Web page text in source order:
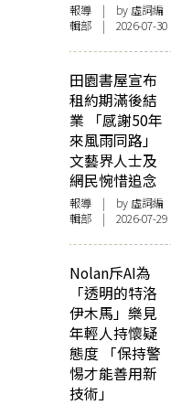
報導 | by 虛詞編
輯部 | 2026-07-30
田園書屋宣布
租約期滿後結
業 「感謝50年
來風雨同路」
文藝界人士及
網民惋惜追念
報導 | by 虛詞編
輯部 | 2026-07-29
Nolan斥AI為
「透明的特洛
伊木馬」樂見
年輕人持懷疑
態度 「保持警
惕才能善用新
技術」